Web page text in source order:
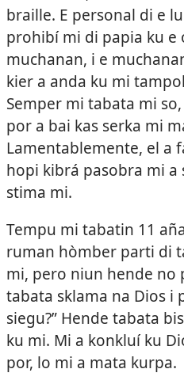
braille. E personal di e
prohibí mi di papia ku e
muchanan, i e
kier a anda ku mi
Semper mi tabata mi
por a bai kas serka mi
Lamentablemente, el a
hopi kibrá pasobra mi
stima mi.
Tempu mi tabatin 11
ruman hòmber parti di
mi, pero niun hende no
tabata sklama na Dios i
siegu?” Hende tabata
ku mi. Mi a konkluí ku
por, lo mi a mata kurpa.